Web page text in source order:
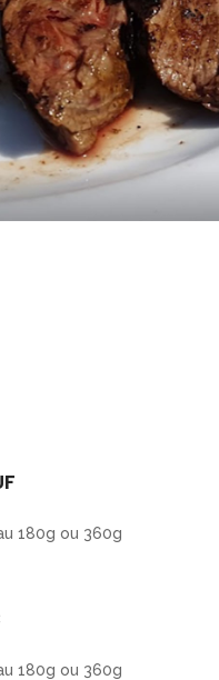
180g ou 360g
180g ou 360g